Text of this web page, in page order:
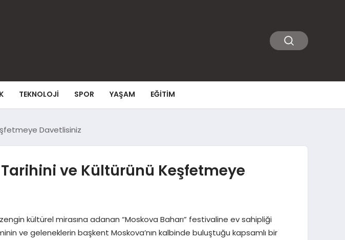
TEKNOLOJI SPOR YAŞAM EĞITIM
Davetlisiniz
Tarihini ve Kültürünü Keşfetmeye
zengin kültürel mirasına adanan “Moskova Baharı” festivaline ev sahipliği
ve geleneklerin başkent Moskova’nın kalbinde buluştuğu kapsamlı bir